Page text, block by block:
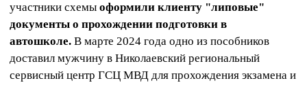
участники схемы оформили клиенту "липовые"
документы о прохождении подготовки в
автошколе. В марте 2024 года одно из пособников
доставил мужчину в Николаевский региональный
сервисный центр ГСЦ МВД для прохождения экзамена и